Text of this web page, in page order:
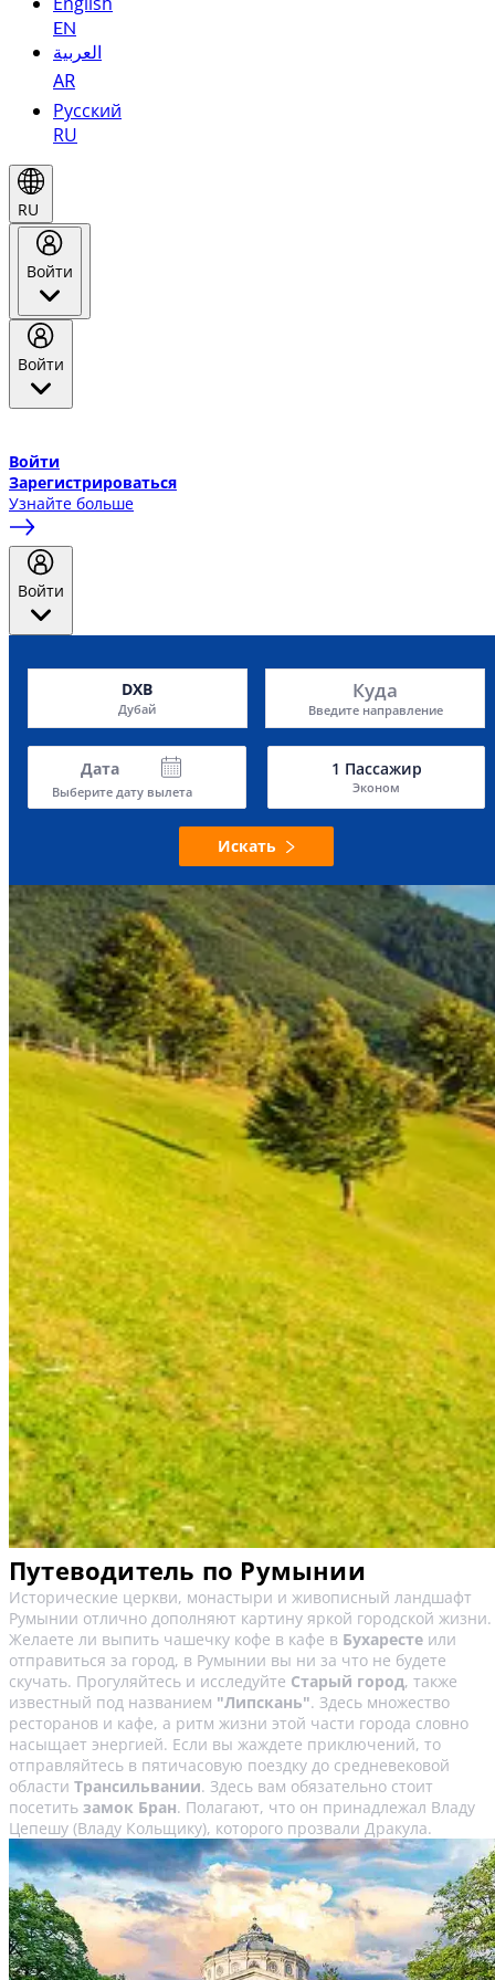
EN
العربية
AR
Русский
RU
RU
Войти
Войти
Войти
Зарегистрироваться
Узнайте больше
Войти
DXB
Дубай
Куда
Введите направление
Дата
Выберите дату вылета
1 Пассажир
Эконом
Искать
Путеводитель по Румынии
Исторические церкви, монастыри и живописный ландшафт
Румынии отлично дополняют картину яркой городской жизни.
Желаете ли выпить чашечку кофе в кафе в Бухаресте или
отправиться за город, в Румынии вы ни за что не будете
скучать. Прогуляйтесь и исследуйте Старый город, также
известный под названием "Липскань". Здесь множество
ресторанов и кафе, а ритм жизни этой части города словно
насыщает энергией. Если вы жаждете приключений, то
отправляйтесь в пятичасовую поездку до средневековой
области Трансильвании. Здесь вам обязательно стоит
посетить замок Бран. Полагают, что он принадлежал Владу
Цепешу (Владу Кольщику), которого прозвали Дракула.